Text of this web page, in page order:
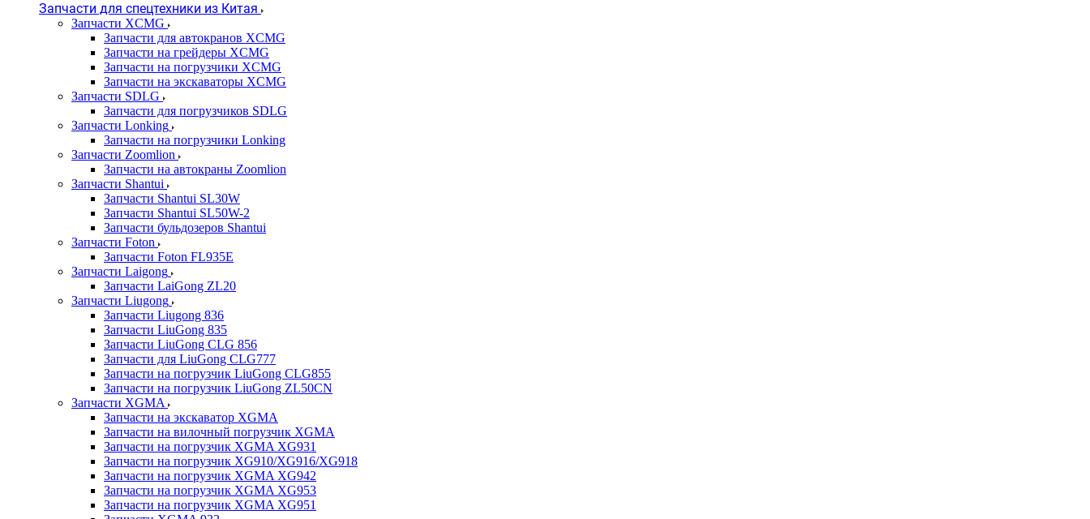
Запчасти для спецтехники из Китая
Запчасти XCMG
Запчасти для автокранов XCMG
Запчасти на грейдеры XCMG
Запчасти на погрузчики XCMG
Запчасти на экскаваторы XCMG
Запчасти SDLG
Запчасти для погрузчиков SDLG
Запчасти Lonking
Запчасти на погрузчики Lonking
Запчасти Zoomlion
Запчасти на автокраны Zoomlion
Запчасти Shantui
Запчасти Shantui SL30W
Запчасти Shantui SL50W-2
Запчасти бульдозеров Shantui
Запчасти Foton
Запчасти Foton FL935E
Запчасти Laigong
Запчасти LaiGong ZL20
Запчасти Liugong
Запчасти Liugong 836
Запчасти LiuGong 835
Запчасти LiuGong CLG 856
Запчасти для LiuGong CLG777
Запчасти на погрузчик LiuGong CLG855
Запчасти на погрузчик LiuGong ZL50CN
Запчасти XGMA
Запчасти на экскаватор XGMA
Запчасти на вилочный погрузчик XGMA
Запчасти на погрузчик XGMA XG931
Запчасти на погрузчик XG910/XG916/XG918
Запчасти на погрузчик XGMA XG942
Запчасти на погрузчик XGMA XG953
Запчасти на погрузчик XGMA XG951